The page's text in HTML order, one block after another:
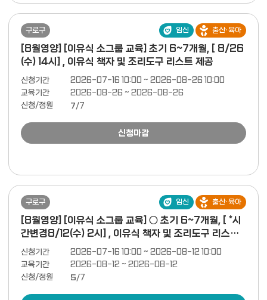
구로구 임신 출산·육아
[8월영양] [이유식 소그룹 교육] 초기 6~7개월, [ 8/26
(수) 14시] , 이유식 책자 및 조리도구 리스트 제공
신청기간
2026-07-16 10:00 ~ 2026-08-26 10:00
교육기간
2026-08-26 ~ 2026-08-26
신청/정원
7/7
신청마감
구로구 임신 출산·육아
[8월영양] [이유식 소그룹 교육] ○ 초기 6~7개월, [ *시
간변경8/12(수) 2시] , 이유식 책자 및 조리도구 리스트
제공
신청기간
2026-07-16 10:00 ~ 2026-08-12 10:00
교육기간
2026-08-12 ~ 2026-08-12
신청/정원
5/7